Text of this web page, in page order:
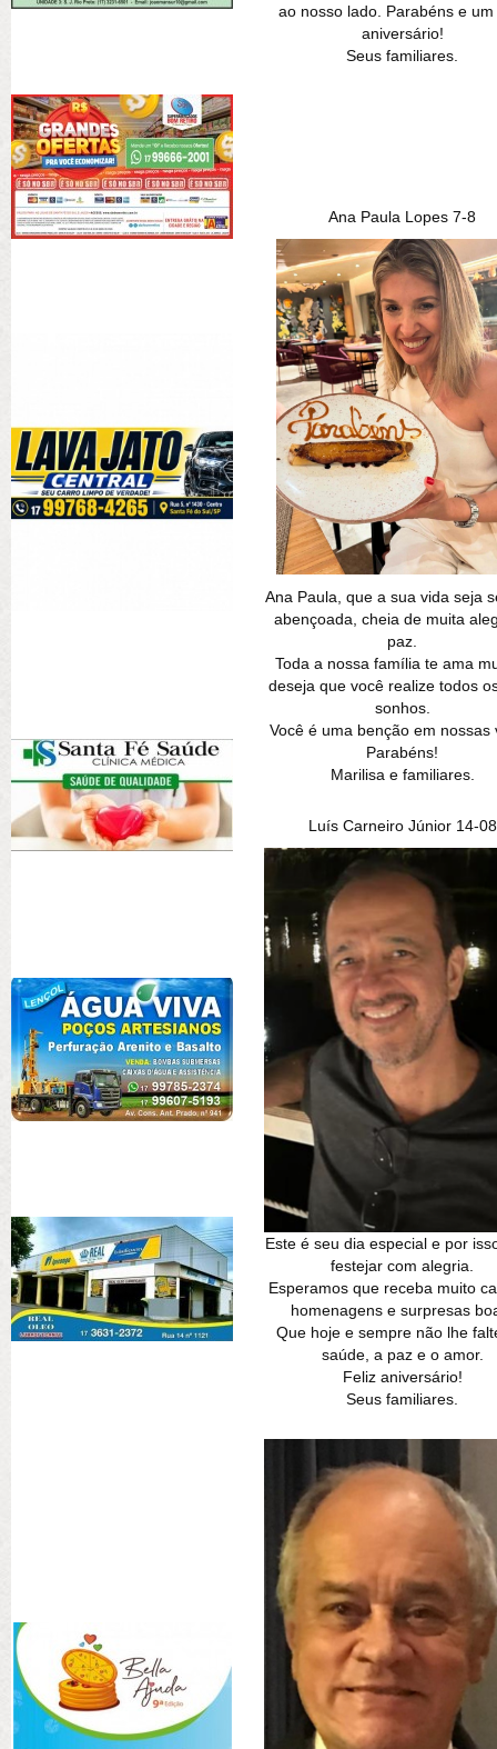
ao nosso lado. Parabéns e um
aniversário!
Seus familiares.
Ana Paula Lopes 7-8
Ana Paula, que a sua vida seja
abençoada, cheia de muita
paz.
Toda a nossa família te ama
deseja que você realize todos
sonhos.
Você é uma benção em nossas
Parabéns!
Marilisa e familiares.
Luís Carneiro Júnior 14-08
Este é seu dia especial e por
festejar com alegria.
Esperamos que receba muito
homenagens e surpresas
Que hoje e sempre não lhe
saúde, a paz e o amor.
Feliz aniversário!
Seus familiares.